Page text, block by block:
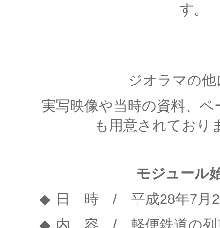
す。
ジオラマの
実写映像や当時の資料、
も用意されており
モジュール
◆ 日 時 / 平成28年7 月
◆ 内 容 / 軽便鉄道の列